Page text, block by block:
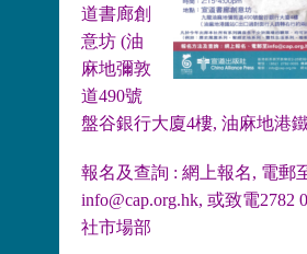
道書廊創
意坊 (油
麻地彌敦
道490號
盤谷銀行大廈4樓, 油麻地港
報名及查詢 : 網上報名, 電郵
info@cap.org.hk, 或致電2782
社市場部